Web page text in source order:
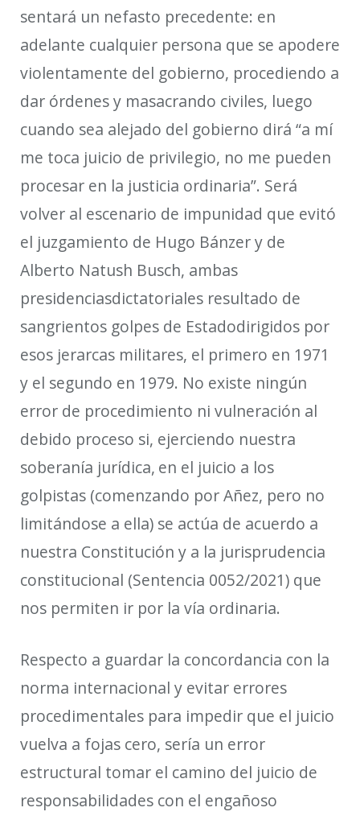
sentará un nefasto precedente: en
adelante cualquier persona que se apodere
violentamente del gobierno, procediendo a
dar órdenes y masacrando civiles, luego
cuando sea alejado del gobierno dirá “a mí
me toca juicio de privilegio, no me pueden
procesar en la justicia ordinaria”. Será
volver al escenario de impunidad que evitó
el juzgamiento de Hugo Bánzery de
Alberto Natush Busch, ambas
presidenciasdictatoriales resultado de
sangrientos golpes de Estadodirigidos por
esos jerarcas militares, el primero en 1971
y el segundo en 1979. No existe ningún
error de procedimiento ni vulneración al
debido proceso si, ejerciendo nuestra
soberanía jurídica, en el juicio a los
golpistas (comenzando por Añez, pero no
limitándose a ella) se actúa de acuerdo a
nuestra Constitución y a la jurisprudencia
constitucional (Sentencia 0052/2021) que
nos permiten ir por la vía ordinaria.
Respecto a guardar la concordancia con la
norma internacional y evitar errores
procedimentales para impedir que el juicio
vuelva a fojas cero, sería un error
estructural tomar el camino del juicio de
responsabilidades con el engañoso